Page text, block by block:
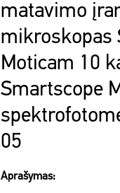
matavimo
mikroskopas
Moticam 10
Smartscope
05
Aprašymas: